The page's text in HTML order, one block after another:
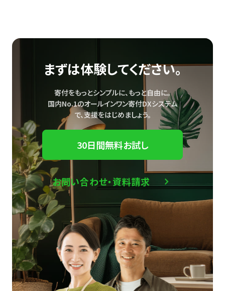
まずは体験してください。
寄付をもっとシンプルに、もっと自由に。
国内No.1のオールインワン寄付DXシステム
で、支援をはじめましょう。
30日間無料お試し
お問い合わせ・資料請求